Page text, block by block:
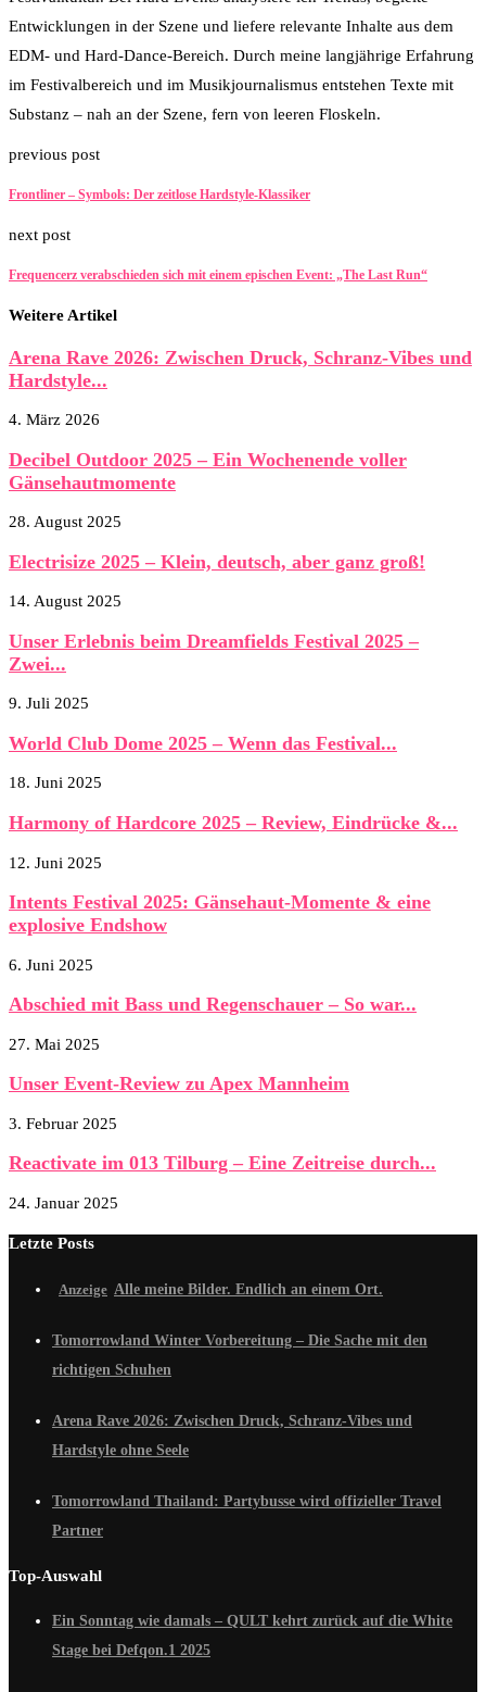
Entwicklungen in der Szene und liefere relevante Inhalte aus dem
EDM- und Hard-Dance-Bereich. Durch meine langjährige Erfahrung
im Festivalbereich und im Musikjournalismus entstehen Texte mit
Substanz – nah an der Szene, fern von leeren Floskeln.
previous post
Frontliner – Symbols: Der zeitlose Hardstyle-Klassiker
next post
Frequencerz verabschieden sich mit einem epischen Event: „The Last Run“
Weitere Artikel
Arena Rave 2026: Zwischen Druck, Schranz-Vibes und
Hardstyle...
4. März 2026
Decibel Outdoor 2025 – Ein Wochenende voller
Gänsehautmomente
28. August 2025
Electrisize 2025 – Klein, deutsch, aber ganz groß!
14. August 2025
Unser Erlebnis beim Dreamfields Festival 2025 –
Zwei...
9. Juli 2025
World Club Dome 2025 – Wenn das Festival...
18. Juni 2025
Harmony of Hardcore 2025 – Review, Eindrücke &...
12. Juni 2025
Intents Festival 2025: Gänsehaut-Momente & eine
explosive Endshow
6. Juni 2025
Abschied mit Bass und Regenschauer – So war...
27. Mai 2025
Unser Event-Review zu Apex Mannheim
3. Februar 2025
Reactivate im 013 Tilburg – Eine Zeitreise durch...
24. Januar 2025
Letzte Posts
Alle meine Bilder. Endlich an einem Ort.
Tomorrowland Winter Vorbereitung – Die Sache mit den
richtigen Schuhen
Arena Rave 2026: Zwischen Druck, Schranz-Vibes und
Hardstyle ohne Seele
Tomorrowland Thailand: Partybusse wird offizieller Travel
Partner
Top-Auswahl
Ein Sonntag wie damals – QULT kehrt zurück auf die White
Stage bei Defqon.1 2025